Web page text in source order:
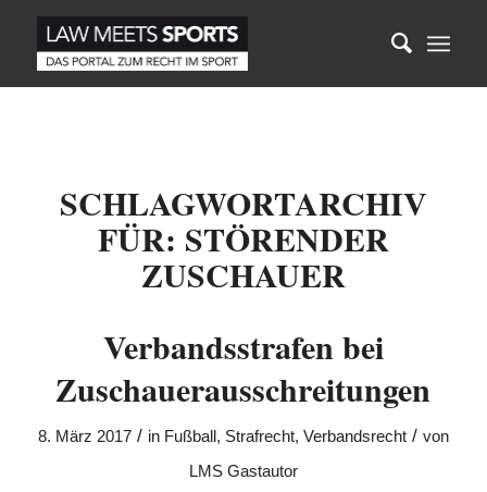
SCHLAGWORTARCHIV
FÜR: STÖRENDER
ZUSCHAUER
Verbandsstrafen bei
Zuschauerausschreitungen
8. März 2017 / in Fußball , Strafrecht, Verbandsrecht / von
LMS Gastautor